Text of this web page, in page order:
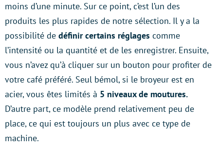
moins d’une minute. Sur ce point, c’est l’un des
produits les plus rapides de notre sélection. Il y a la
possibilité de définir certains réglages comme
l’intensité ou la quantité et de les enregistrer. Ensuite,
vous n’avez qu’à cliquer sur un bouton pour profiter de
votre café préféré. Seul bémol, si le broyeur est en
acier, vous êtes limités à 5 niveaux de moutures.
D’autre part, ce modèle prend relativement peu de
place, ce qui est toujours un plus avec ce type de
machine.